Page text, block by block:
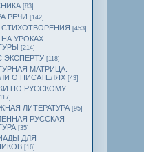
[83]
РЕЧИ [142]
СТИХОТВОРЕНИЯ [453]
УРОКАХ
[214]
ЭКСПЕРТУ [118]
МАТРИЦА.
О ПИСАТЕЛЯХ [43]
ПО РУССКОМУ
ЛИТЕРАТУРА [95]
РУССКАЯ
[35]
ДЛЯ
[16]